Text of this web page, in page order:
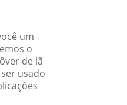
um
o
de lã
usado